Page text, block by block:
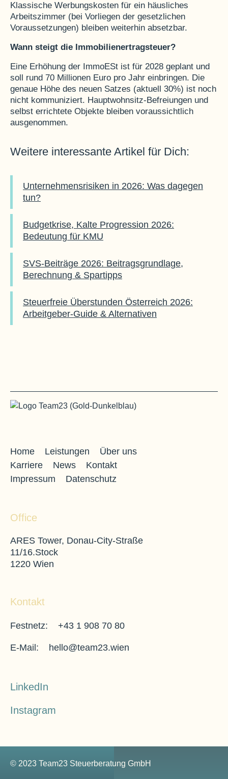
Klassische Werbungskosten für ein häusliches
Arbeitszimmer (bei Vorliegen der gesetzlichen
Voraussetzungen) bleiben weiterhin absetzbar.
Wann steigt die Immobilienertragsteuer?
Eine Erhöhung der ImmoESt ist für 2028 geplant und
soll rund 70 Millionen Euro pro Jahr einbringen. Die
genaue Höhe des neuen Satzes (aktuell 30%) ist noch
nicht kommuniziert. Hauptwohnsitz-Befreiungen und
selbst errichtete Objekte bleiben voraussichtlich
ausgenommen.
Weitere interessante Artikel für Dich:
Unternehmensrisiken in 2026: Was dagegen
tun?
Budgetkrise, Kalte Progression 2026:
Bedeutung für KMU
SVS-Beiträge 2026: Beitragsgrundlage,
Berechnung & Spartipps
Steuerfreie Überstunden Österreich 2026:
Arbeitgeber-Guide & Alternativen
Home Leistungen
Über uns
Karriere
News
Kontakt
Impressum
Datenschutz
Office
ARES Tower, Donau-City-Straße
11/16.Stock
1220 Wien
Kontakt
Festnetz: +43 1 908 70 80
E-Mail: hello@team23.wien
LinkedIn
Instagram
© 2023 Team23 Steuerberatung GmbH